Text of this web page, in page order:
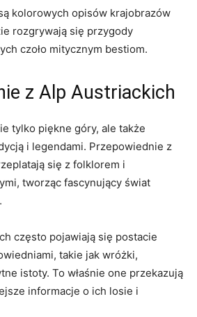
kolorowych opisów krajobrazów
rozgrywają się przygody
czoło mitycznym bestiom.
z Alp Austriackich
tylko piękne góry, ale także
​i legendami. Przepowiednie z
się z ⁣folklorem i
tworząc fascynujący świat
​często pojawiają się postacie
‌takie jak wróżki,
istoty.⁣ To​ właśnie one​ przekazują
informacje o ich ​losie ‍i